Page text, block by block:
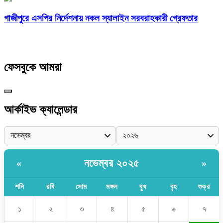
গাজীপুরে এসপির নির্দেশনায় নকল স্যালাইন সরবরাহকারী গ্রেফতার
ফেসবুকে আমরা
আর্কাইভ ক্যালেন্ডার
« নভেম্বর ২০২৫ »
শনি রবি সোম মঙ্গল বুধ বৃহ শুক্র
১ ২ ৩ ৪ ৫ ৬ ৭